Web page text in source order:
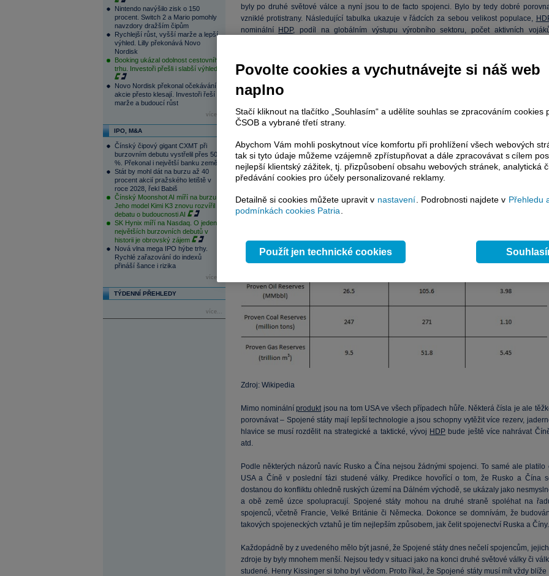
Nintendo navýšilo zisk o 150
procent. Switch 2 a Mario pomohly
navzdory dražším čipům
Rychlejší růst, vyšší marže a lepší
výhled. Lilly překonává Novo
Nordisk
Booking ukázal odolnost cestovního
trhu. Investoři přešli i slabší výhled
Novo Nordisk překonal očekávání,
akcie přesto klesají. Investoři řeší
marže a budoucí růst
více...
IPO, M&A
Čínský čipový gigant CXMT při
burzovním debutu vystřelil přes 500
%. Překonal i největší banku země
Stát by mohl dát na burzu až 40
procent akcií pražského letiště v
roce 2028, řekl Babiš
Čínský Moonshot AI míří na burzu.
Jeho model Kimi K3 znovu rozvířil
debatu o budoucnosti AI
SK Hynix míří na Nasdaq. O jeden z
největších burzovních debutů v
historii je obrovský zájem
Nová vlna mega IPO hýbe trhy.
Rychlé zařazování do indexů
přináší šance i rizika
více...
TÝDENNÍ PŘEHLEDY
více...
byly po druhé světové válce a nyní jsou to de facto spojenci. Bylo by tedy dobré
vzniklé protistrany. Následující tabulka ukazuje v řádcích za sebou velikost populace,
nominální
HDP, podíl na globálním výstupu výrobního sektoru, počet aktivních
Zdroj: Wikipedia
Mimo nominálníproduktjsou na tom USA ve všech případech hůře. Některá čísla je ale
porovnávat – Spojené státy mají lepší technologie a jsou schopny vytěžit více rezerv,
hlavice se musí rozdělit na strategické a taktické, vývoj HDP bude ještě více nahrávat
atd.
Podle některých názorů navíc Rusko a Čína nejsou žádnými spojenci. To samé ale platilo
USA a Číně v poslední fázi studené války. Predikce hovořící o tom, že Rusko a Čína
dostanou do konfliktu ohledně ruských území na Dálném východě, se ukázaly jako
a obě země úzce spolupracují. Spojené státy mohou na druhé straně spoléhat na
spojenců, včetně Francie, Velké Británie či Německa. Dokonce se domnívám, že
takových spojeneckých vztahů je tím nejlepším způsobem, jak čelit spojenectví Ruska a Číny.
Každopádně by z uvedeného mělo být jasné, že Spojené státy dnes nečelí spojencům,
zdroje by byly mnohem menší. Nejsou tedy v situaci jako na konci druhé světové války či
studené. Henry Kissinger si toho byl vědom. Proto říkal, že Spojené státy musí mít vždy blíže
Povolte cookies a vychutnávejte si náš web
naplno
Stačí kliknout na tlačítko „Souhlasím“ a udělíte souhlas se zpracováním cookies
ČSOB a vybrané třetí strany.
Abychom Vám mohli poskytnout více komfortu při prohlížení všech webových
tak si tyto údaje můžeme vzájemně zpřístupňovat a dále zpracovávat s cílem
nejlepší klientský zážitek, tj. přizpůsobení obsahu webových stránek, analytická
předávání cookies pro účely personalizované reklamy.
Detailně si cookies můžete upravit v nastavení . Podrobnosti najdete v Přehledu
podmínkách cookies Patria
Použít jen technické cookies